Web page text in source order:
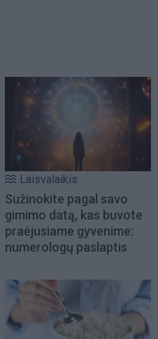
Laisvalaikis
Sužinokite pagal savo
gimimo datą, kas buvote
praėjusiame gyvenime:
numerologų paslaptis